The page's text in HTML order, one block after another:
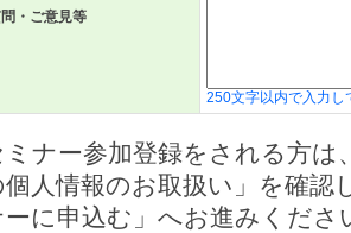
・ご意見等
250文字以内で入力し
ミナー参加登録をされる方
個人情報のお取扱い」を確認
ーに申込む」へお進みくださ